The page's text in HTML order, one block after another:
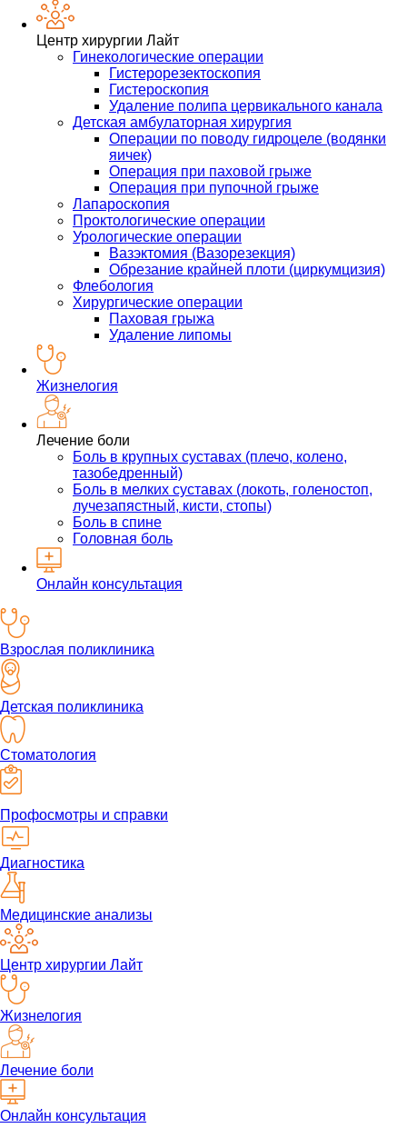
Центр хирургии Лайт
Гинекологические операции
Гистерорезектоскопия
Гистероскопия
Удаление полипа цервикального канала
Детская амбулаторная хирургия
Операции по поводу гидроцеле (водянки
яичек)
Операция при паховой грыже
Операция при пупочной грыже
Лапароскопия
Проктологические операции
Урологические операции
Вазэктомия (Вазорезекция)
Обрезание крайней плоти (циркумцизия)
Флебология
Хирургические операции
Паховая грыжа
Удаление липомы
Жизнелогия
Лечение боли
Боль в крупных суставах (плечо, колено,
тазобедренный)
Боль в мелких суставах (локоть, голеностоп,
лучезапястный, кисти, стопы)
Боль в спине
Головная боль
Онлайн консультация
Взрослая поликлиника
Детская поликлиника
Стоматология
Профосмотры и справки
Диагностика
Медицинские анализы
Центр хирургии Лайт
Жизнелогия
Лечение боли
Онлайн консультация